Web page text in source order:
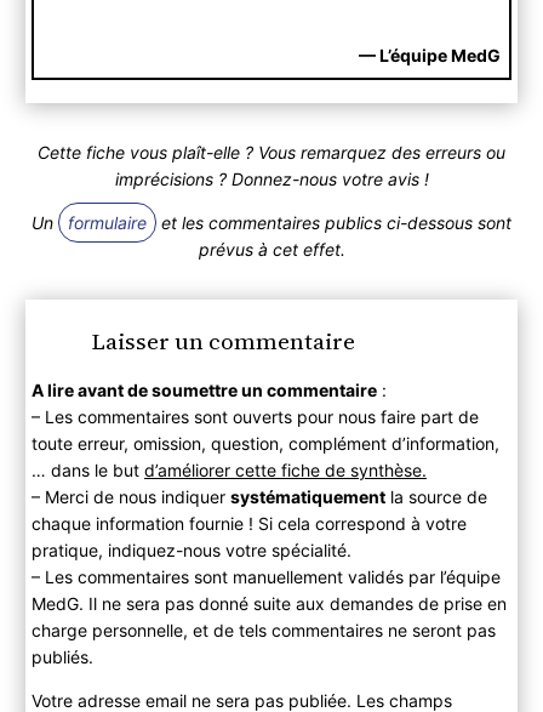
— L’équipe MedG
Cette fiche vous plaît-elle ? Vous remarquez des erreurs ou
imprécisions ? Donnez-nous votre avis !
Un formulaire
et les commentaires publics ci-dessous sont
prévus à cet effet.
Laisser un commentaire
A lire avant de soumettre un commentaire:
– Les commentaires sont ouverts pour nous faire part de
toute erreur, omission, question, complément d’information,
… dans le but d’améliorer cette fiche de synthèse.
– Merci de nous indiquer systématiquementla source de
chaque information fournie ! Si cela correspond à votre
pratique, indiquez-nous votre spécialité.
– Les commentaires sont manuellement validés par l’équipe
MedG. Il ne sera pas donné suite aux demandes de prise en
charge personnelle, et de tels commentaires ne seront pas
publiés.
Votre adresse email ne sera pas publiée. Les champs